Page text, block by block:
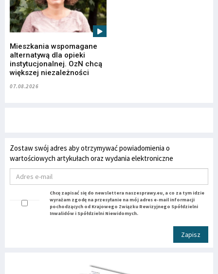
Mieszkania wspomagane
alternatywą dla opieki
instytucjonalnej. OzN chcą
większej niezależności
07.08.2026
Zostaw swój adres aby otrzymywać powiadomienia o
wartościowych artykułach oraz wydania elektroniczne
Chcę zapisać się do newslettera naszesprawy.eu, a co za tym idzie
wyrażam zgodę na przesyłanie na mój adres e-mail informacji
pochodzących od Krajowego Związku Rewizyjnego Spółdzielni
Inwalidów i Spółdzielni Niewidomych.
Zapisz